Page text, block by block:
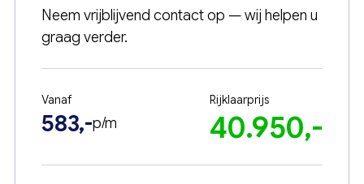
Neem vrijblijvend contact op — wij helpen u
graag verder.
Vanaf
583,-p/m
Rijklaarprijs
40.950,-